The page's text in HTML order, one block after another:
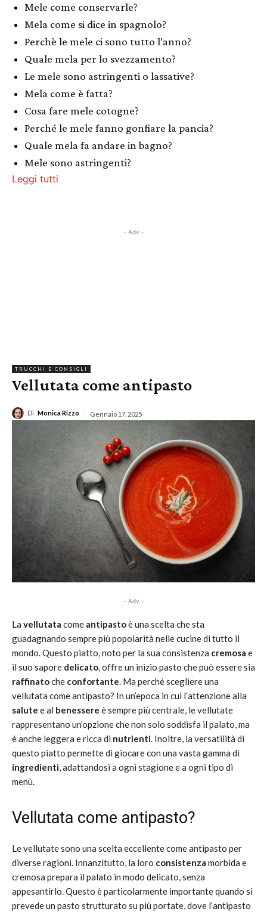
Mele come conservarle?
Mela come si dice in spagnolo?
Perchè le mele ci sono tutto l’anno?
Quale mela per lo svezzamento?
Le mele sono astringenti o lassative?
Mela come è fatta?
Cosa fare mele cotogne?
Perché le mele fanno gonfiare la pancia?
Quale mela fa andare in bagno?
Mele sono astringenti?
Leggi tutti
- Adv -